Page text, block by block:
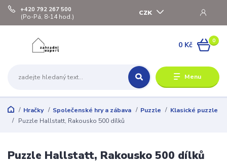
Menu
CZK
+420 792 267 500
(Po-Pá, 8-14 hod.)
0
0 Kč
Hračky Společenské hry a zábava Puzzle
Klasické puzzle
Puzzle Hallstatt, Rakousko 500 dílků
Puzzle Hallstatt, Rakousko 500 dílků